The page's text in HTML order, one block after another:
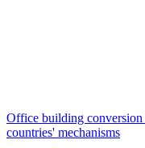
Office building conversion
countries' mechanisms